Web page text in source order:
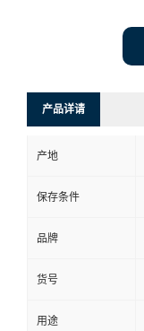
产品详请
产地
保存条件
品牌
货号
用途